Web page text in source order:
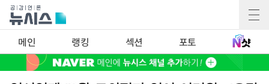
메인 랭킹 섹션 포토